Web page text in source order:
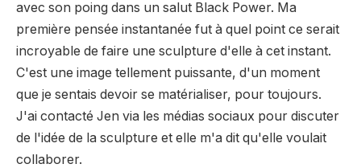
avec son poing dans un salut Black Power. Ma
première pensée instantanée fut à quel point ce serait
incroyable de faire une sculpture d'elle à cet instant.
C'est une image tellement puissante, d'un moment
que je sentais devoir se matérialiser, pour toujours.
J'ai contacté Jen via les médias sociaux pour discuter
de l'idée de la sculpture et elle m'a dit qu'elle voulait
collaborer.